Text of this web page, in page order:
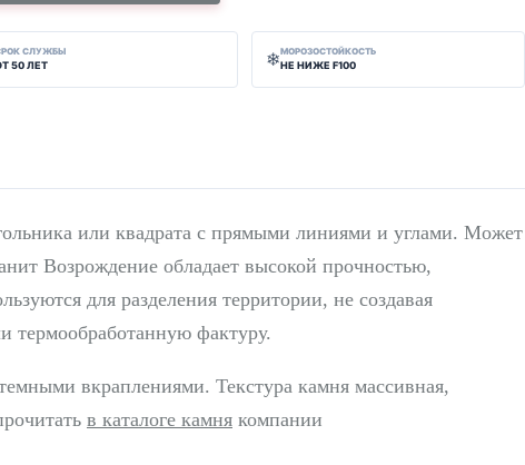
СЛУЖБЫ
50 ЛЕТ ❄МОРОЗОСТОЙКОСТЬ
НЕ НИЖЕ F100
или квадрата с прямыми линиями и углами. Может
Возрождение обладает высокой прочностью,
для разделения территории, не создавая
фактуру.
вкраплениями. Текстура камня массивная,
в каталоге камня компании